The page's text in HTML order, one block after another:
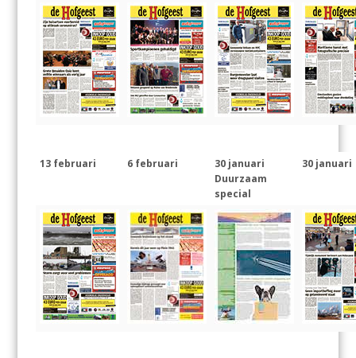
13 februari 6 februari
30 januari
Duurzaam
special
30 januari